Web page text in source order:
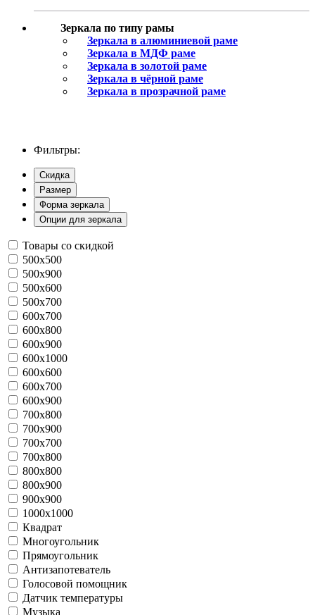
Зеркала по типу рамы
Зеркала в алюминиевой раме
Зеркала в МДФ раме
Зеркала в золотой раме
Зеркала в чёрной раме
Зеркала в прозрачной раме
Фильтры:
Скидка
Размер
Форма зеркала
Опции для зеркала
Товары со скидкой
500x500
500x900
500х600
500х700
600x700
600x800
600x900
600x1000
600х600
600х700
600х900
700x800
700x900
700х700
700х800
800х800
800х900
900х900
1000х1000
Квадрат
Многоугольник
Прямоугольник
Антизапотеватель
Голосовой помощник
Датчик температуры
Музыка